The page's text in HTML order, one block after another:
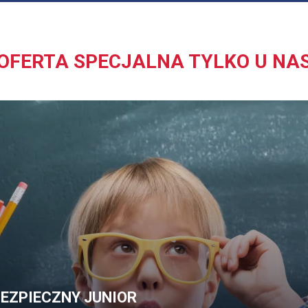
SPECJALNA TYLKO U
JUNIOR